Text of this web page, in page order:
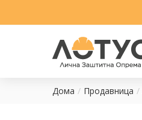
Дома Продавница